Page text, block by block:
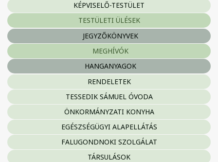
KÉPVISELŐ-TESTÜLET
TESTÜLETI ÜLÉSEK
JEGYZŐKÖNYVEK
MEGHÍVÓK
HANGANYAGOK
RENDELETEK
TESSEDIK SÁMUEL ÓVODA
ÖNKORMÁNYZATI KONYHA
EGÉSZSÉGÜGYI ALAPELLÁTÁS
FALUGONDNOKI SZOLGÁLAT
TÁRSULÁSOK